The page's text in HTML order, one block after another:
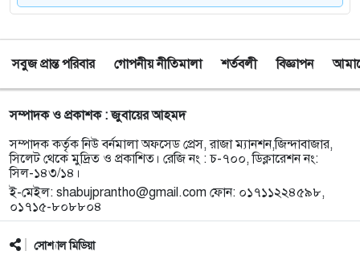
পাঁচ বন্ধু মিলে ঘুরতে এসেছিলেন সিলেট, কফিনবন্দি হয়ে
৮
সিলেটে অনুষ্ঠান শেষে ফেরার পথে সড়ক দুর্ঘটনায় প্রাণ গেল
তরুণ শিল্পী পেহেলী ভৈরবীর
ওসমানীনগরে ইউনিক ও বেঙ্গল পরিবহনের সংঘর্ষ, নিহত ৯
আহত অন্তত ২৫
১০
ফেসবুক অ্যাড পেমেন্টে যুক্ত হলো ‘বিকাশ
১১
সবুজ প্রান্ত পরিবার গোপনীয় নীতিমালা শর্তবলী বিজ্ঞাপন
সম্পাদক ও প্রকাশক : জুবায়ের আহমদ
সম্পাদক কর্তৃক নিউ বর্নমালা অফসেড প্রেস, রাজা ম্যানশন,জিন্দাবাজার,
সিলেট থেকে মুদ্রিত ও প্রকাশিত। রেজি নং : চ-৭০০, ডিক্লারেশন নং:
সিল-১৪৩/১৪।
ই-মেইল: shabujprantho@gmail.com ফোন: ০১৭১১২২৪৫৯৮,
০১৭১৫-৮০৮৮০৪
সোশ্যাল মিডিয়া